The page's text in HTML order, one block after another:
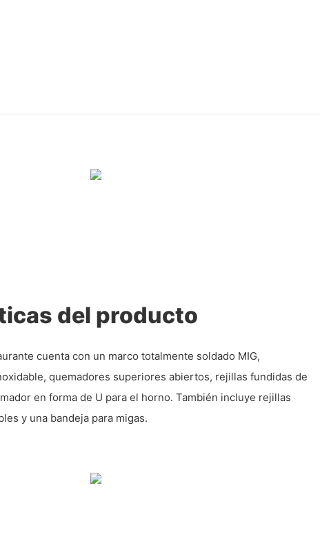
del producto
cuenta con un marco totalmente soldado MIG,
quemadores superiores abiertos, rejillas fundidas de
en forma de U para el horno. También incluye rejillas
y una bandeja para migas.